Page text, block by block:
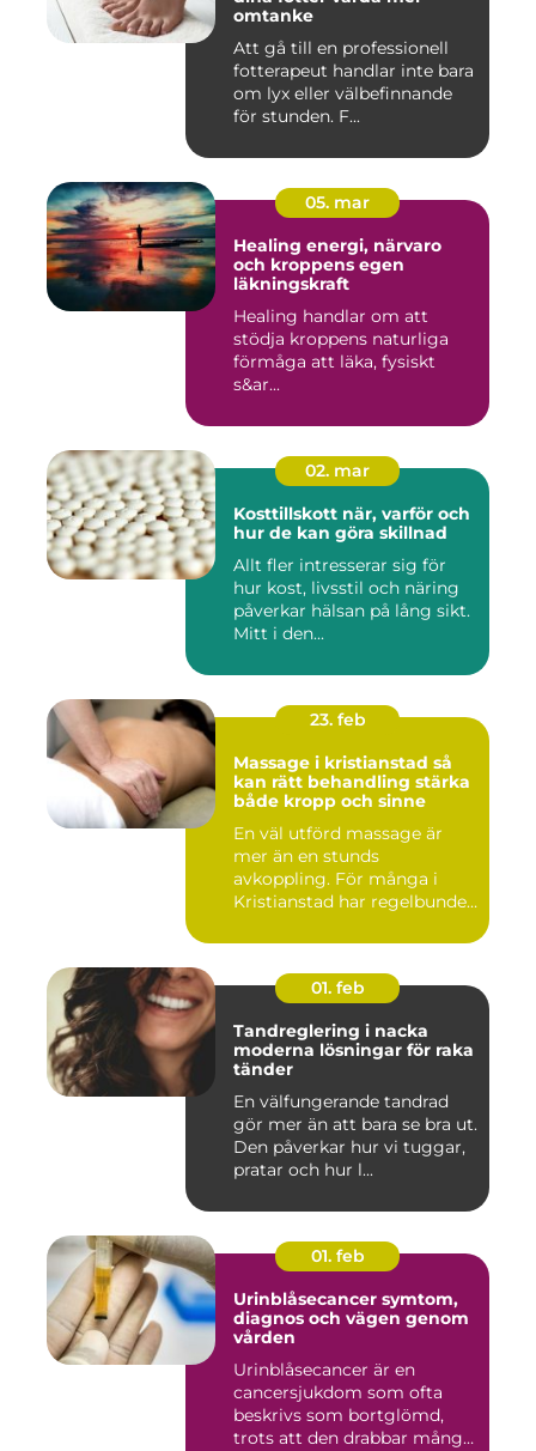
omtanke
Att gå till en professionell
fotterapeut handlar inte bara
om lyx eller välbefinnande
för stunden. F...
05. mar
Healing energi, närvaro
och kroppens egen
läkningskraft
Healing handlar om att
stödja kroppens naturliga
förmåga att läka, fysiskt
s&ar...
02. mar
Kosttillskott när, varför och
hur de kan göra skillnad
Allt fler intresserar sig för
hur kost, livsstil och näring
påverkar hälsan på lång sikt.
Mitt i den...
23. feb
Massage i kristianstad så
kan rätt behandling stärka
både kropp och sinne
En väl utförd massage är
mer än en stunds
avkoppling. För många i
Kristianstad har regelbunden
01. feb
Tandreglering i nacka
moderna lösningar för raka
tänder
En välfungerande tandrad
gör mer än att bara se bra ut.
Den påverkar hur vi tuggar,
pratar och hur l...
01. feb
Urinblåsecancer symtom,
diagnos och vägen genom
vården
Urinblåsecancer är en
cancersjukdom som ofta
beskrivs som bortglömd,
trots att den drabbar många